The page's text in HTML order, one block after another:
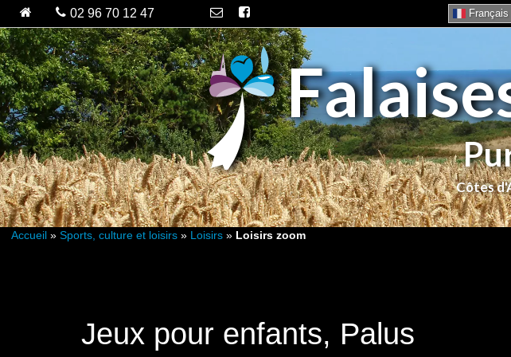
Accueil » Sports, culture et loisirs » Loisirs » Loisirs zoom
Jeux pour enfants, Palus
Français